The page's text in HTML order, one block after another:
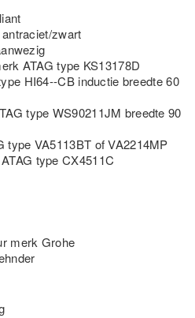
zwart
ATAG type KS13178D
HI64--CB inductie breedte 60
type WS90211JM breedte 90
type VA5113BT of VA2214MP
type CX4511C
merk Grohe